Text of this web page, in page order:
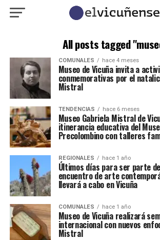
All posts tagged
COMUNALES hace 4 meses
Museo de Vicuña invita a
conmemorativas por el
Mistral
TENDENCIAS hace 6 meses
Museo Gabriela Mistral de
itinerancia educativa del
Precolombino con talleres
REGIONALES hace 1 año
Últimos días para ser parte
encuentro de arte
llevará a cabo en Vicuña
COMUNALES hace 1 año
Museo de Vicuña realizará
internacional con nuevos
Mistral